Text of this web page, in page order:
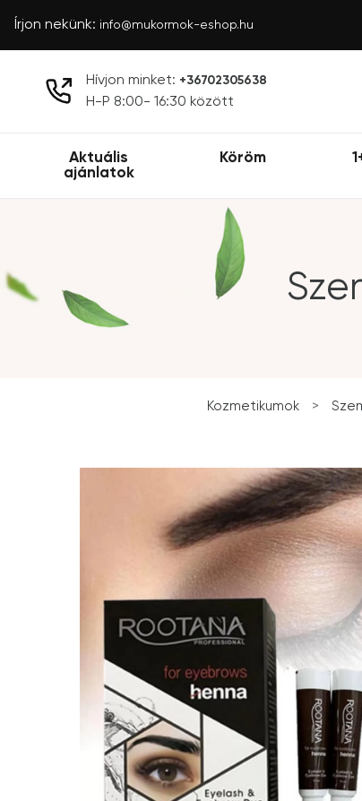
Írjon nekünk: info@mukormok-eshop.hu
Hívjon minket: +36702305638
H-P 8:00- 16:30 között
Aktuális
ajánlatok
Köröm
Kozmetikumok >